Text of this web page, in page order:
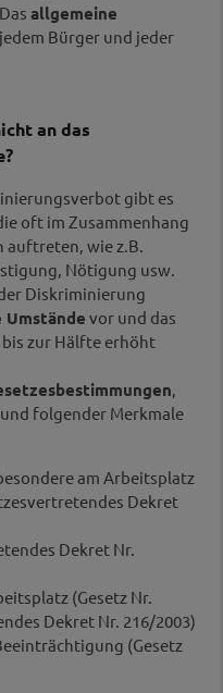
allgemeine
Bürger und jeder
an das
gibt es
oft im Zusammenhang
auftreten, wie z.B.
Nötigung usw.
Diskriminierung
Umstände vor und das
zur Hälfte erhöht
,
folgender Merkmale
am Arbeitsplatz
Dekret
Dekret Nr.
(Gesetz Nr.
Dekret Nr. 216/2003)
(Gesetz